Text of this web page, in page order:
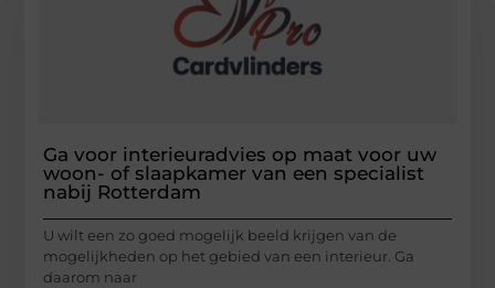
Ga voor interieuradvies op maat voor uw
woon- of slaapkamer van een specialist
nabij Rotterdam
U wilt een zo goed mogelijk beeld krijgen van de
mogelijkheden op het gebied van een interieur. Ga
daarom naar